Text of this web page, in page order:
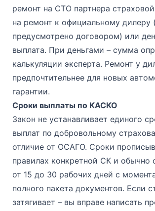
ремонт на СТО партнера
на ремонт к официальному дилеру
предусмотрено договором) или
выплата. При деньгами – сумма
калькуляции эксперта. Ремонт у
предпочтительнее для новых
гарантии.
Сроки выплаты по КАСКО
Закон не устанавливает единого
выплат по добровольному
отличие от ОСАГО. Сроки
правилах конкретной СК и обычно
от 15 до 30 рабочих дней с
полного пакета документов. Если
затягивает – вы вправе написать